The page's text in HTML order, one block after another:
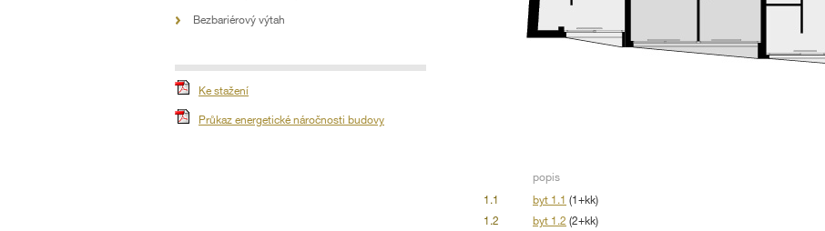
Bezbariérový výtah
Ke stažení
Průkaz energetické náročnosti budovy
popis
1.1 byt 1.1 (1+kk)
1.2 byt 1.2 (2+kk)